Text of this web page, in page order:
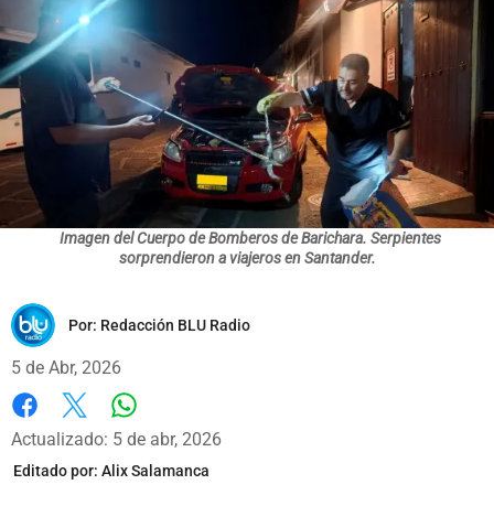
Imagen del Cuerpo de Bomberos de Barichara. Serpientes
sorprendieron a viajeros en Santander.
Por: Redacción BLU Radio
5 de Abr, 2026
Facebook
X
Actualizado: 5 de abr, 2026
Editado por: Alix Salamanca